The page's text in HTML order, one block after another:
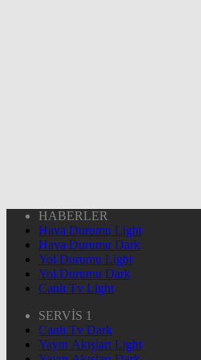
HABERLER
Hava Durumu Light
Hava Durumu Dark
Yol Durumu Light
Yol Durumu Dark
Canlı Tv Light
SERVİS 1
Canlı Tv Dark
Yayın Akışları Light